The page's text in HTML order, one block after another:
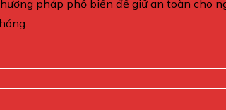
pháp phổ biến để giữ an toàn cho